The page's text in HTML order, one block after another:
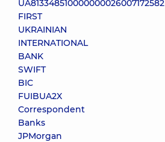
UA813348510000000026007172582
FIRST
UKRAINIAN
INTERNATIONAL
BANK
SWIFT
BIC
FUIBUA2X
Correspondent
Banks
JPMorgan